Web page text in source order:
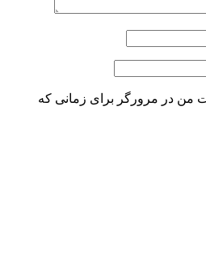
من در مرورگر برای زمانی که